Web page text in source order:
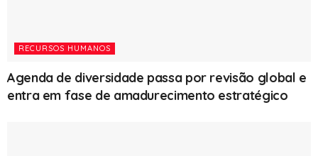
RECURSOS HUMANOS
Agenda de diversidade passa por revisão global e
entra em fase de amadurecimento estratégico